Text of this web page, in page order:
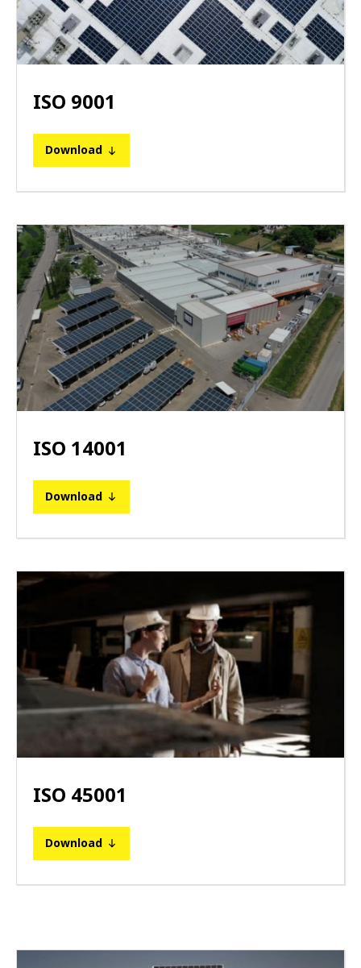
ISO 9001
Download
ISO 14001
Download
ISO 45001
Download